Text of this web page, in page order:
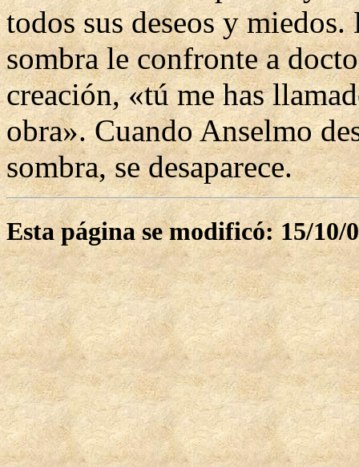
todos sus deseos y
sombra le confronte a
creación, «tú me has
obra». Cuando Anselmo
sombra, se desaparece.
Esta página se modificó: 15/10/